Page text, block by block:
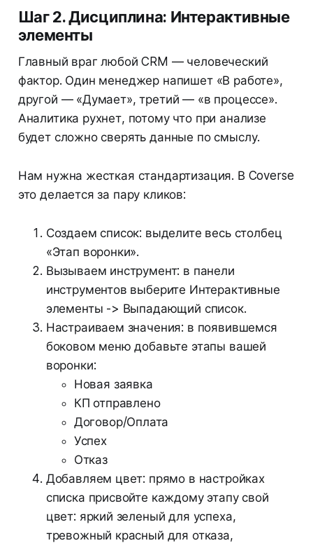
Шаг 2. Дисциплина: Интерактивные
элементы
Главный враг любой CRM — человеческий
фактор. Один менеджер напишет «В работе»,
другой — «Думает», третий — «в процессе».
Аналитика рухнет, потому что при анализе
будет сложно сверять данные по смыслу.
Нам нужна жесткая стандартизация. В Coverse
это делается за пару кликов:
Создаем список: выделите весь столбец
«Этап воронки».
Вызываем инструмент: в панели
инструментов выберите Интерактивные
элементы -> Выпадающий список.
Настраиваем значения: в появившемся
боковом меню добавьте этапы вашей
воронки:
Новая заявка
КП отправлено
Договор/Оплата
Успех
Отказ
Добавляем цвет: прямо в настройках
списка присвойте каждому этапу свой
цвет: яркий зеленый для успеха,
тревожный красный для отказа,